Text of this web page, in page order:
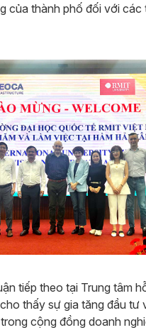
của thành phố đối với các
tiếp theo tại Trung tâm
thấy sự gia tăng đầu tư
cộng đồng doanh